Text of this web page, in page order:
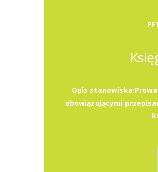
Opis
obowiązującymi